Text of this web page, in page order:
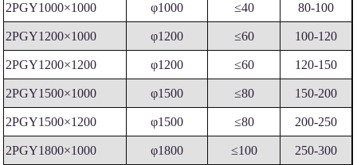
2PGY1000×1000 φ1000 ≤40 80-100
2PGY1200×1000 φ1200 ≤60 100-120
2PGY1200×1200 φ1200 ≤60 120-150
2PGY1500×1000 φ1500 ≤80 150-200
2PGY1500×1200 φ1500 ≤80 200-250
2PGY1800×1000 φ1800 ≤100 250-300